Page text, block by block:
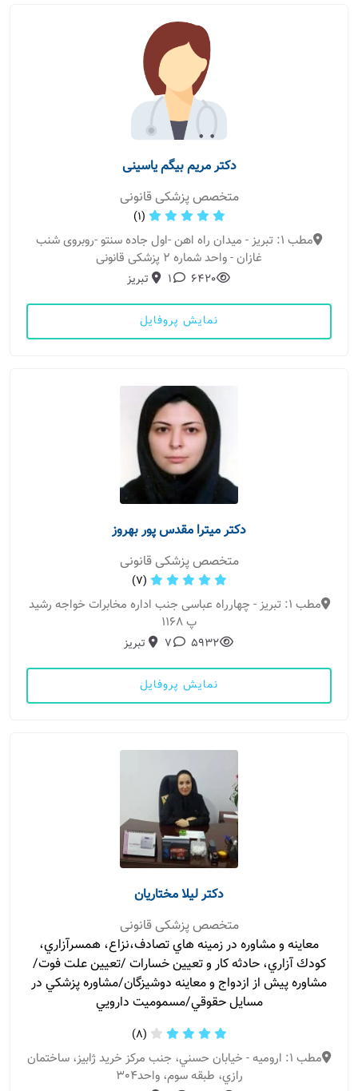
دکتر مریم بیگم یاسینی
متخصص پزشکی قانونی
(1)
مطب 1: تبریز - میدان راه اهن -اول جاده سنتو -روبروی شنب
غازان - واحد شماره 2 پزشکی قانونی
6420
1 تبریز
نمایش پروفایل
دکتر میترا مقدس پور بهروز
متخصص پزشکی قانونی
(7)
مطب 1: تبریز - چهارراه عباسی جنب اداره مخابرات خواجه رشید
پ 1168
5932
7 تبریز
نمایش پروفایل
دکتر لیلا مختاریان
متخصص پزشکی قانونی
معاينه و مشاوره در زمينه هاي تصادف،نزاع، همسرآزاري،
كودك آزاري، حادثه كار و تعيين خسارات /تعيين علت فوت/
مشاوره پيش از ازدواج و معاينه دوشيزگان/مشاوره پزشكي در
مسايل حقوقي/مسموميت دارويي
(8)
مطب 1: ارومیه - خيابان حسني، جنب مركز خريد ژابيز، ساختمان
رازي، طبقه سوم، واحد٣٠٤